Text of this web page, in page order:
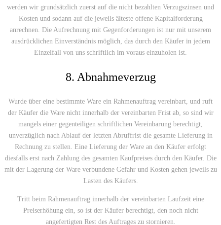
werden wir grundsätzlich zuerst auf die nicht bezahlten Verzugszinsen und
Kosten und sodann auf die jeweils älteste offene Kapitalforderung
anrechnen. Die Aufrechnung mit Gegenforderungen ist nur mit unserem
ausdrücklichen Einverständnis möglich, das durch den Käufer in jedem
Einzelfall von uns schriftlich im voraus einzuholen ist.
8. Abnahmeverzug
Wurde über eine bestimmte Ware ein Rahmenauftrag vereinbart, und ruft
der Käufer die Ware nicht innerhalb der vereinbarten Frist ab, so sind wir
mangels einer gegenteiligen schriftlichen Vereinbarung berechtigt,
unverzüglich nach Ablauf der letzten Abruffrist die gesamte Lieferung in
Rechnung zu stellen. Eine Lieferung der Ware an den Käufer erfolgt
diesfalls erst nach Zahlung des gesamten Kaufpreises durch den Käufer. Die
mit der Lagerung der Ware verbundene Gefahr und Kosten gehen jeweils zu
Lasten des Käufers.
Tritt beim Rahmenauftrag innerhalb der vereinbarten Laufzeit eine
Preiserhöhung ein, so ist der Käufer berechtigt, den noch nicht
angefertigten Rest des Auftrages zu stornieren.